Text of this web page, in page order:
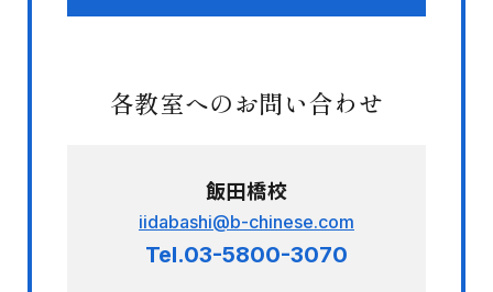
各教室へのお問い合わせ
飯田橋校
iidabashi@b-chinese.com
Tel.03-5800-3070